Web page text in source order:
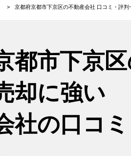
京都府京都市下京区の不動産会社 口コミ・評判
都市下京
却に強い
社の口コ